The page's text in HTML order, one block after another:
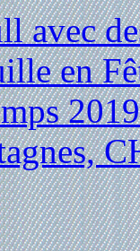
avec
en
2019